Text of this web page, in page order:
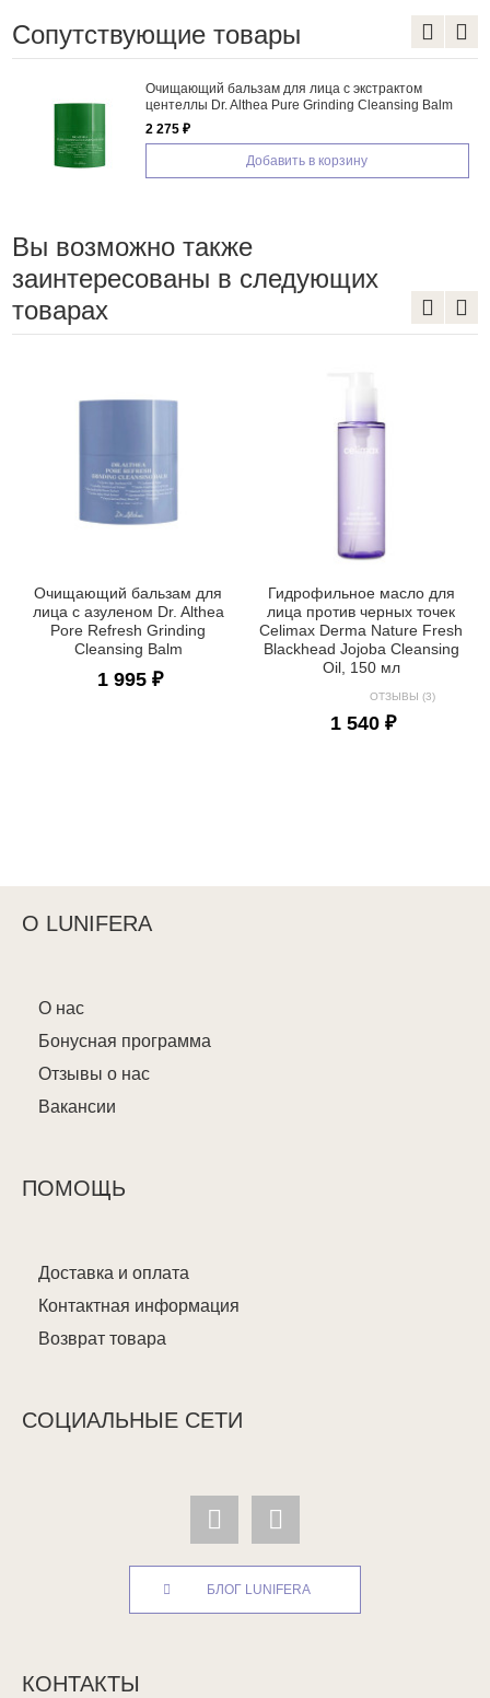
Сопутствующие товары
Очищающий бальзам для лица с экстрактом
центеллы Dr. Althea Pure Grinding Cleansing Balm
2 275 ₽
Добавить в корзину
Вы возможно также
заинтересованы в следующих
товарах
Очищающий бальзам для
лица с азуленом Dr. Althea
Pore Refresh Grinding
Cleansing Balm
1 995 ₽
Гидрофильное масло для
лица против черных точек
Celimax Derma Nature Fresh
Blackhead Jojoba Cleansing
Oil, 150 мл
ОТЗЫВЫ (3)
1 540 ₽
О LUNIFERA
О нас
Бонусная программа
Отзывы о нас
Вакансии
ПОМОЩЬ
Доставка и оплата
Контактная информация
Возврат товара
СОЦИАЛЬНЫЕ СЕТИ
БЛОГ LUNIFERA
КОНТАКТЫ